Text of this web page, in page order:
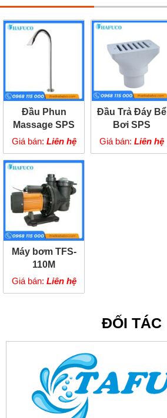
Đầu Phun
Massage SPS
Giá bán: Liên hệ
Đầu Trả Đáy Bể
Bơi SPS
Giá bán: Liên hệ
Máy bơm TFS-
110M
Giá bán: Liên hệ
ĐỐI TÁC